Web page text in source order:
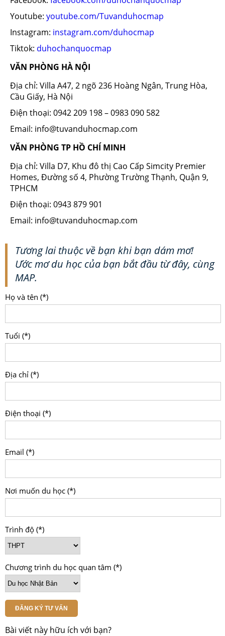
Youtube: youtube.com/Tuvanduhocmap
Instagram: instagram.com/duhocmap
Tiktok: duhochanquocmap
VĂN PHÒNG HÀ NỘI
Địa chỉ: Villa A47, 2 ngõ 236 Hoàng Ngân, Trung Hòa,
Cầu Giấy, Hà Nội
Điện thoại: 0942 209 198 – 0983 090 582
Email: info@tuvanduhocmap.com
VĂN PHÒNG TP HỒ CHÍ MINH
Địa chỉ: Villa D7, Khu đô thị Cao Cấp Simcity Premier
Homes, Đường số 4, Phường Trường Thạnh, Quận 9,
TPHCM
Điện thoại: 0943 879 901
Email: info@tuvanduhocmap.com
Tương lai thuộc về bạn khi bạn dám mơ!
Ước mơ du học của bạn bắt đầu từ đây, cùng
MAP.
Họ và tên (*)
Tuổi (*)
Địa chỉ (*)
Điện thoại (*)
Email (*)
Nơi muốn du học (*)
Trình độ (*)
Chương trình du học quan tâm (*)
ĐĂNG KÝ TƯ VẤN
Bài viết này hữu ích với bạn?